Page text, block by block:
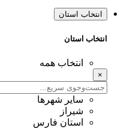
انتخاب استان
انتخاب استان
انتخاب همه
×
سایر شهرها
شیراز
استان فارس